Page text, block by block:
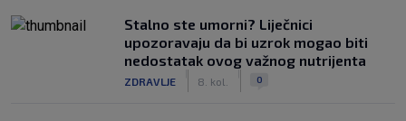
Stalno ste umorni? Liječnici
upozoravaju da bi uzrok mogao biti
nedostatak ovog važnog nutrijenta
ZDRAVLJE 8. kol. 0